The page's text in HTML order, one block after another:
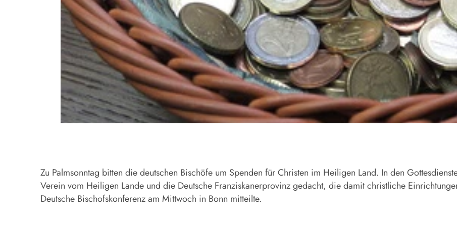
Zu Palmsonntag bitten die deutschen Bischöfe um Spenden für Christen im Heiligen Land. In den
Verein vom Heiligen Lande und die Deutsche Franziskanerprovinz gedacht, die damit christliche
Deutsche Bischofskonferenz am Mittwoch in Bonn mitteilte.